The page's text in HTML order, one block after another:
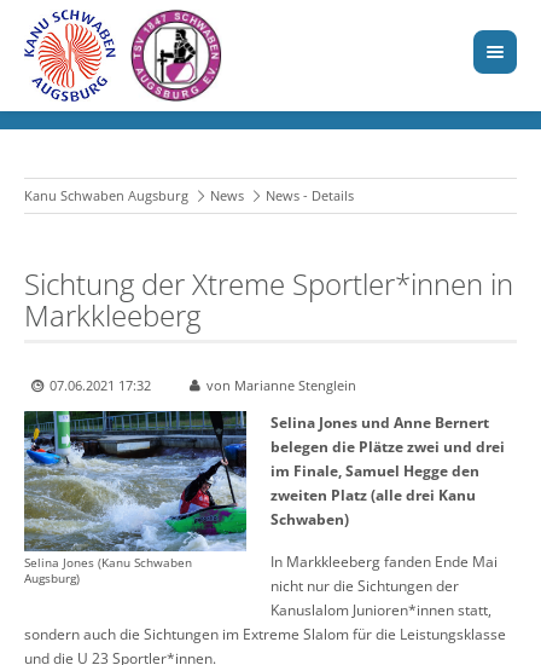
Kanu Schwaben Augsburg News News - Details
Sichtung der Xtreme Sportler*innen in
Markkleeberg
07.06.2021 17:32 von Marianne Stenglein
Selina Jones (Kanu Schwaben
Augsburg)
Selina Jones und Anne Bernert
belegen die Plätze zwei und drei
im Finale, Samuel Hegge den
zweiten Platz (alle drei Kanu
Schwaben)
In Markkleeberg fanden Ende Mai
nicht nur die Sichtungen der
Kanuslalom Junioren*innen statt,
sondern auch die Sichtungen im Extreme Slalom für die Leistungsklasse
und die U 23 Sportler*innen.